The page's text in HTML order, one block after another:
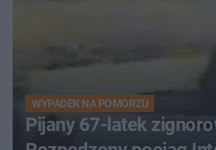
WYPADEK NA POMORZU
Pijany 67-latek